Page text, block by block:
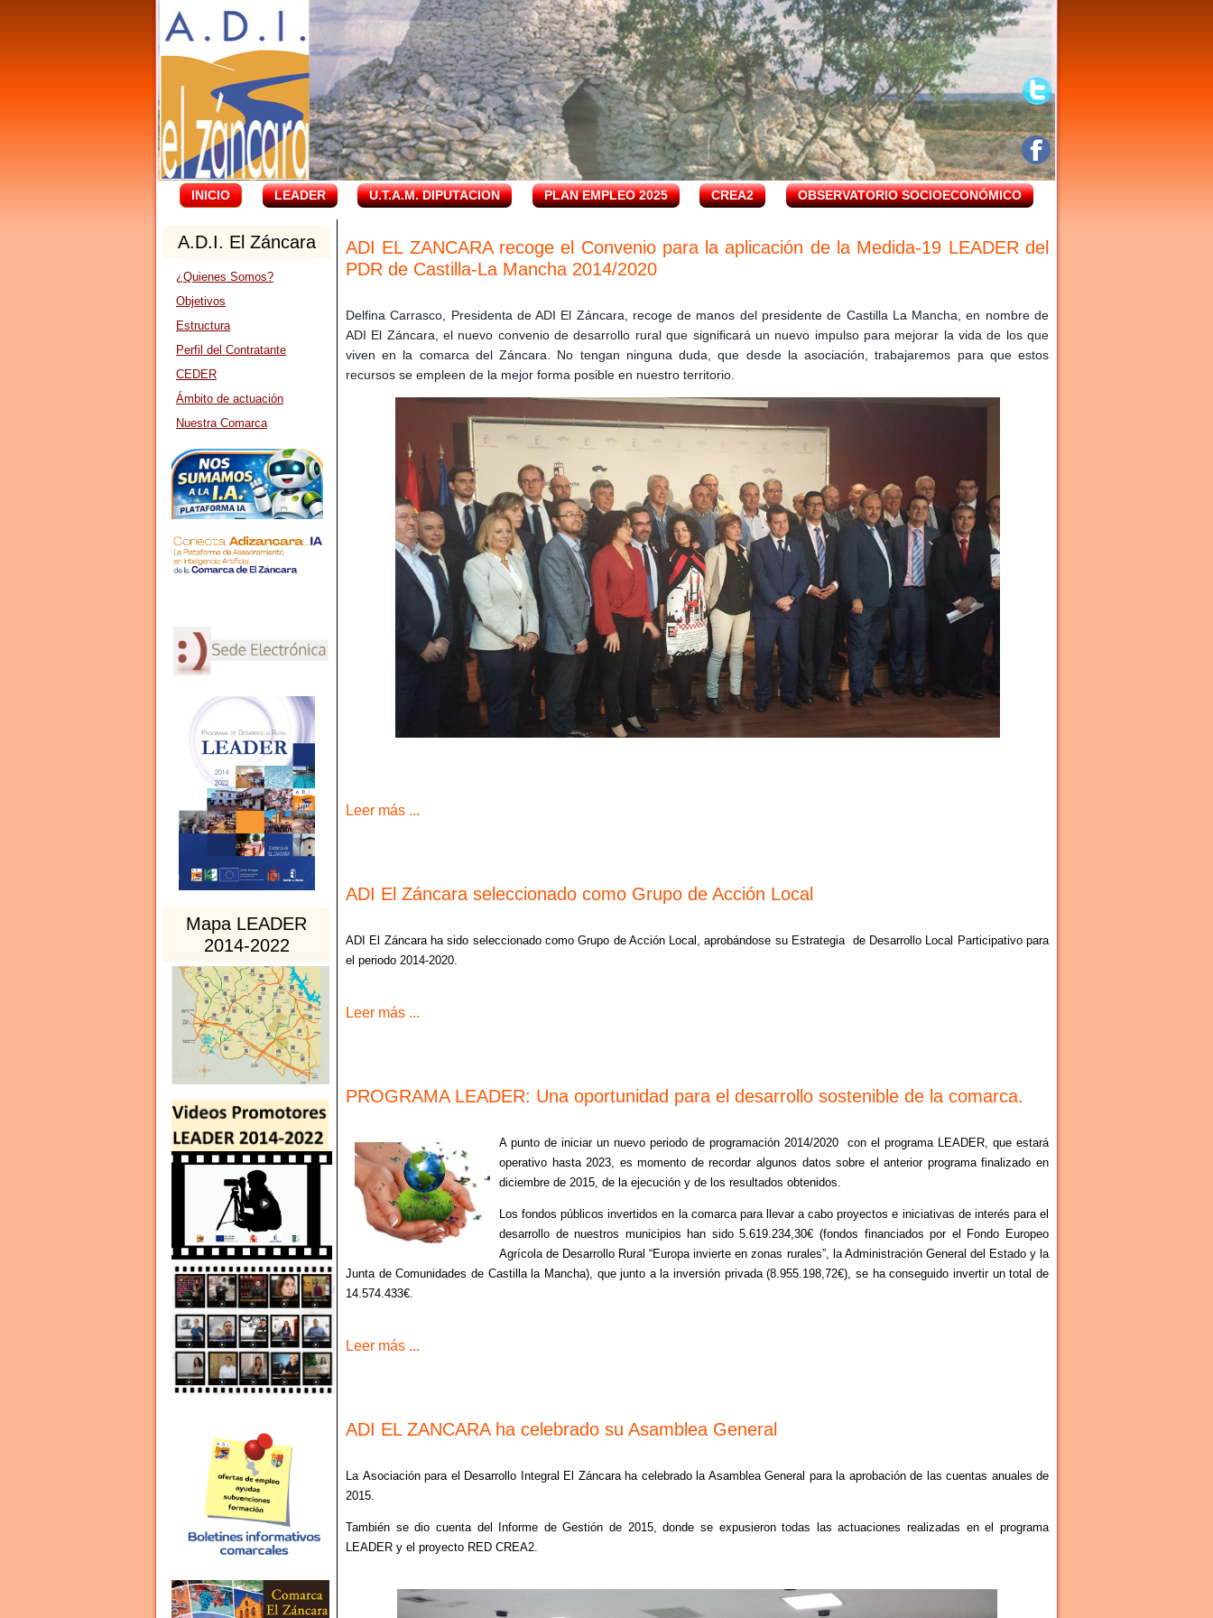
INICIO LEADER U.T.A.M. DIPUTACION PLAN EMPLEO 2025 CREA2 OBSERVATORIO SOCIOECONÓMICO
A.D.I. El Záncara
¿Quienes Somos?
Objetivos
Estructura
Perfil del Contratante
CEDER
Ámbito de actuación
Nuestra Comarca
Mapa LEADER
2014-2022
ADI EL ZANCARA recoge el Convenio para la aplicación de la Medida-19 LEADER del
PDR de Castilla-La Mancha 2014/2020
Delfina Carrasco, Presidenta de ADI El Záncara, recoge de manos del presidente de Castilla La Mancha, en nombre de
ADI El Záncara, el nuevo convenio de desarrollo rural que significará un nuevo impulso para mejorar la vida de los que
viven en la comarca del Záncara. No tengan ninguna duda, que desde la asociación, trabajaremos para que estos
recursos se empleen de la mejor forma posible en nuestro territorio.
Leer más ...
ADI El Záncara seleccionado como Grupo de Acción Local
ADI El Záncara ha sido seleccionado como Grupo de Acción Local, aprobándose su Estrategia de Desarrollo Local Participativo para
el periodo 2014-2020.
Leer más ...
PROGRAMA LEADER: Una oportunidad para el desarrollo sostenible de la comarca.
A punto de iniciar un nuevo periodo de programación 2014/2020 con el programa LEADER, que estará
operativo hasta 2023, es momento de recordar algunos datos sobre el anterior programa finalizado en
diciembre de 2015, de la ejecución y de los resultados obtenidos.
Los fondos públicos invertidos en la comarca para llevar a cabo proyectos e iniciativas de interés para el
desarrollo de nuestros municipios han sido 5.619.234,30€ (fondos financiados por el Fondo Europeo
Agrícola de Desarrollo Rural “Europa invierte en zonas rurales”, la Administración General del Estado y la
Junta de Comunidades de Castilla la Mancha), que junto a la inversión privada (8.955.198,72€), se ha conseguido invertir un total de
14.574.433€.
Leer más ...
ADI EL ZANCARA ha celebrado su Asamblea General
La Asociación para el Desarrollo Integral El Záncara ha celebrado la Asamblea General para la aprobación de las cuentas anuales de
2015.
También se dio cuenta del Informe de Gestión de 2015, donde se expusieron todas las actuaciones realizadas en el programa
LEADER y el proyecto RED CREA2.